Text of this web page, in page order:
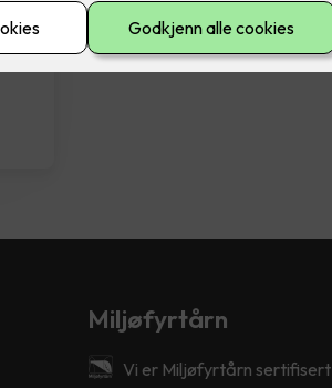
Miljøfyrtårn
Vi er Miljøfyrtårn sertifisert